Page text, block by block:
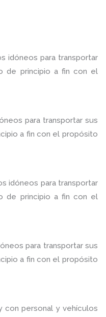
idóneos para transportar
de principio a fin con el
para transportar sus
a fin con el propósito
idóneos para transportar
de principio a fin con el
para transportar sus
a fin con el propósito
con personal y vehículos